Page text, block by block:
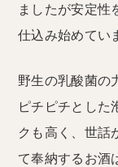
ましたが安定性
仕込み始めてい
野生の乳酸菌の
ピチピチとした
クも高く、世話
て奉納するお酒